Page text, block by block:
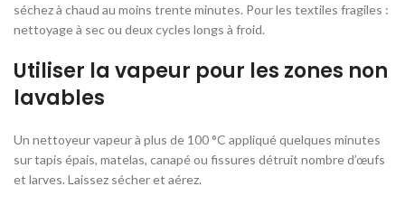
séchez à chaud au moins trente minutes. Pour les textiles fragiles :
nettoyage à sec ou deux cycles longs à froid.
Utiliser la vapeur pour les zones non
lavables
Un nettoyeur vapeur à plus de 100 °C appliqué quelques minutes
sur tapis épais, matelas, canapé ou fissures détruit nombre d’œufs
et larves. Laissez sécher et aérez.